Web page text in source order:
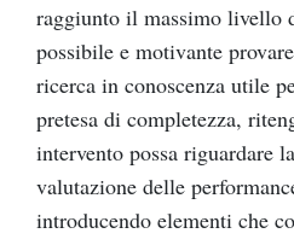
raggiunto il massimo livello
possibile e motivante
ricerca in conoscenza utile
pretesa di completezza,
intervento possa riguardare
valutazione delle
introducendo elementi che